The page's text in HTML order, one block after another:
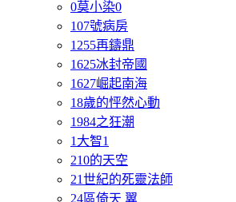
0莫小染0
107號病房
1255再鑄鼎
1625冰封帝國
1627崛起南海
18歲的怦然心動
1984之狂潮
1大智1
210的天空
21世紀的死靈法師
24區倚天 翼